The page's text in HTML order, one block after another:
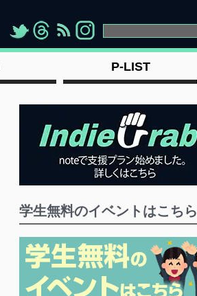
"> "> "> " >
P-LIST
学生無料のイベントはこちら